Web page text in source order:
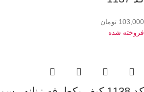
103,000 تومان
فروخته شده